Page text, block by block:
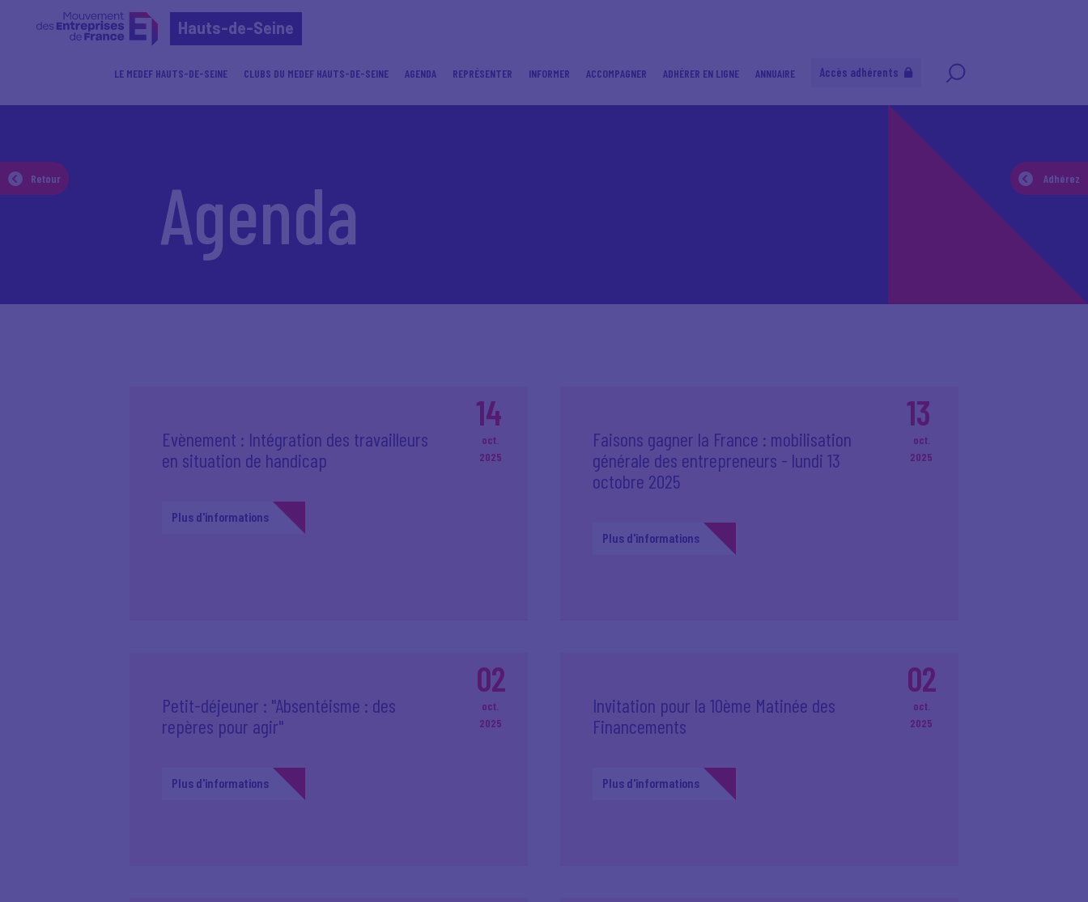
Hauts-de-Seine
LE MEDEF HAUTS-DE-SEINE CLUBS DU MEDEF HAUTS-DE-SEINE AGENDA REPRÉSENTER INFORMER ACCOMPAGNER ADHÉRER EN LIGNE ANNUAIRE Accès adhérents
Retour Adhérez
Agenda
14
oct.
2025
Evènement : Intégration des travailleurs
en situation de handicap
Plus d'informations
13
oct.
2025
Faisons gagner la France : mobilisation
générale des entrepreneurs - lundi 13
octobre 2025
Plus d'informations
02
oct.
2025
Petit-déjeuner : "Absentéisme : des
repères pour agir"
Plus d'informations
02
oct.
2025
Invitation pour la 10ème Matinée des
Financements
Plus d'informations